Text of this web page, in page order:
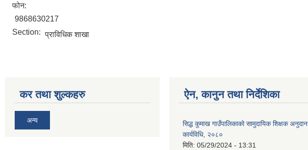
फोन:
9868630217
Section: प्राविधिक शाखा
कर तथा शुल्कहरु
अन्य
ऐन, कानुन तथा निर्देशिका
सिद्ध कुमाख गाउँपालिकाको सामुदायिक शिक्षक अनुदान
कार्यविधि, २०८०
मिति: 05/29/2024 - 13:31